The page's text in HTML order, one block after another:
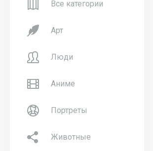
Все категории
Арт
Люди
Аниме
Портреты
Животные